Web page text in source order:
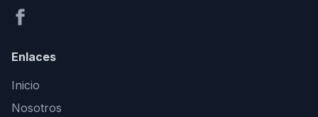
Enlaces
Inicio
Nosotros